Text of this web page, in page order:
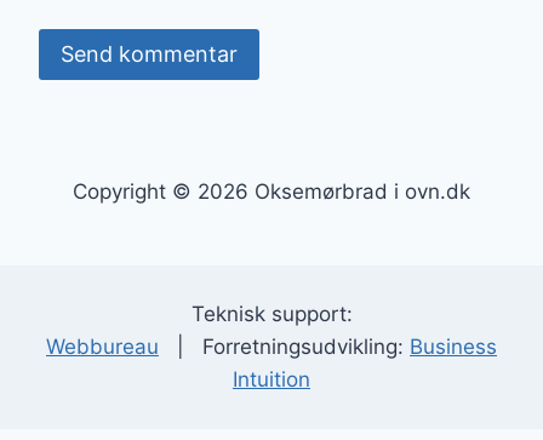
Copyright © 2026 Oksemørbrad i ovn.dk
Teknisk support:
Webbureau | Forretningsudvikling: Business
Intuition